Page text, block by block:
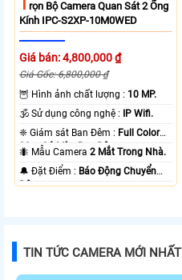
TRọn Bộ Camera Quan Sát 2 Ống
Kính IPC-S2XP-10M0WED
Giá bán: 4,800,000 ₫
Giá Gốc: 6,800,000 ₫
🦉 Hình ảnh chất lượng : 10 MP.
🕉️ Sử dụng công nghệ :
IP Wifi.
❈ Giám sát Ban Đêm : Full Color
20m Có Màu Ban Ðêm.
🐜 Mẫu Camera2 Mắt Trong Nhà.
️🔔 Đặt Điểm : Báo Động Chuyển
Động.
TIN TỨC CAMERA MỚI NHẤT